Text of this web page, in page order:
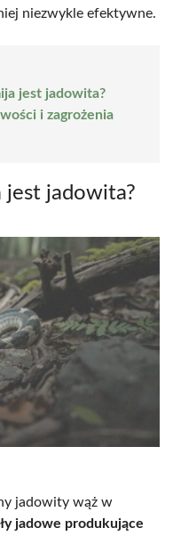
niezwykle efektywne.
jest jadowita?
i zagrożenia
jest jadowita?
jadowity wąż w
jadowe produkujące